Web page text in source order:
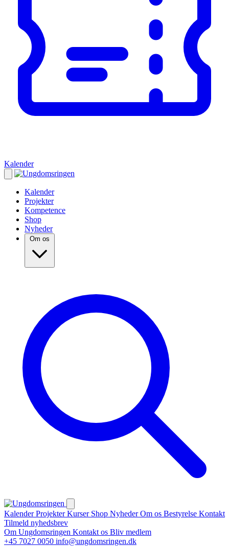
Kalender
Kalender
Projekter
Kompetence
Shop
Nyheder
Om os
KalenderProjekterKurser Shop NyhederOm os Bestyrelse Kontakt
Tilmeld nyhedsbrev
Om Ungdomsringen Kontakt os Bliv medlem
+45 7027 0050 info@ungdomsringen.dk